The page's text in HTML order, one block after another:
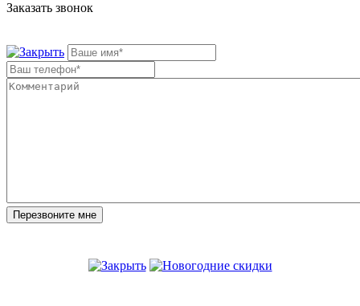
Заказать звонок